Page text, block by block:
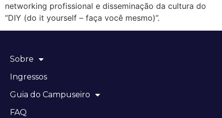
networking profissional e disseminação da cultura do
“DIY (do it yourself – faça você mesmo)”.
Sobre
Ingressos
Guia do Campuseiro
FAQ